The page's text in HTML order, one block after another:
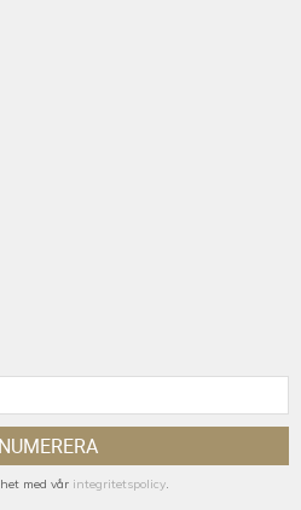
med vår integritetspolicy.